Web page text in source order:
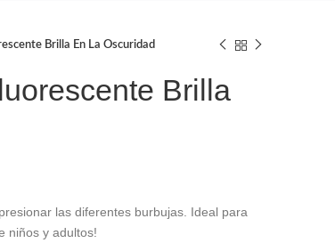
Brilla En La Oscuridad
Brilla
las diferentes burbujas. Ideal para
niños y adultos!